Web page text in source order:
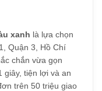
xanh là lựa chọn
Quận 3, Hồ Chí
chắn vừa gọn
giây, tiện lợi và an
trên 50 triệu giao